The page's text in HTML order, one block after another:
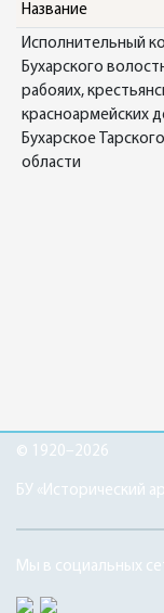
Название
Исполнительный
Бухарского
рабояих,
красноармейских
Бухарское
области
© 1920–2026
БУ «Исторический
Мы в социальных